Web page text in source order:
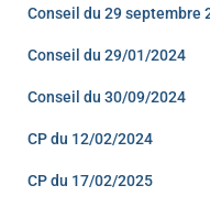
Conseil du 29 septembre
Conseil du 29/01/2024
Conseil du 30/09/2024
CP du 12/02/2024
CP du 17/02/2025